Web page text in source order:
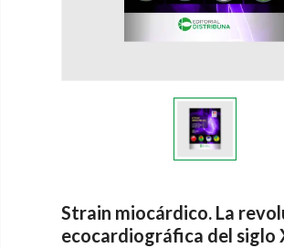
Strain miocárdico. La
ecocardiográfica del siglo